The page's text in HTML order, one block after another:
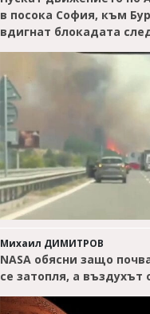
в посока София, към
вдигнат блокадата
Михаил ДИМИТРОВ
NASA обясни защо
се затопля, а въздухът